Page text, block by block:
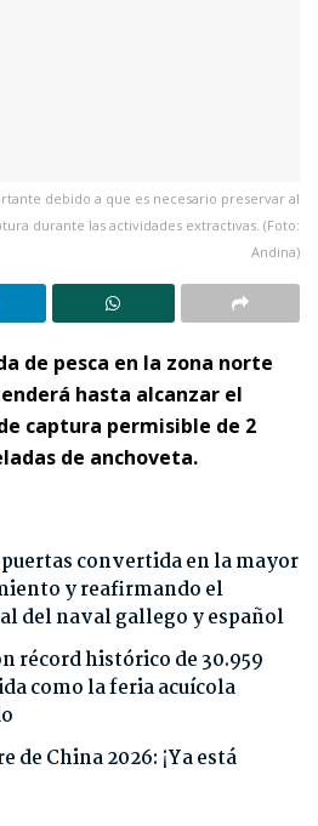
debido a que es necesario preservar al
durante las actividades extractivas. (Foto:
Andina)
de pesca en la zona norte
hasta alcanzar el
captura permisible de 2
de anchoveta.
convertida en la mayor
y reafirmando el
del naval gallego y español
récord histórico de 30.959
como la feria acuícola
de China 2026: ¡Ya está